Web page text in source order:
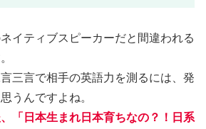
イティブスピーカーだと間違われる
三言で相手の英語力を測るには、発
うんですよね。
「 日本生まれ 日本育ちなの？！ 日系